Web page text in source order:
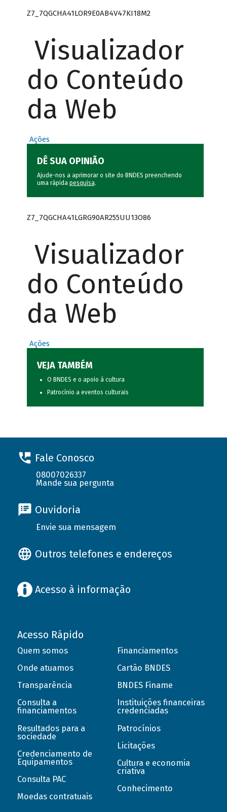
Z7_7QGCHA41LOR9E0AB4V47KI18M2
Visualizador
do Conteúdo
da Web
Ações
DÊ SUA OPINIÃO
Ajude-nos a aprimorar o site do BNDES preenchendo
uma rápida pesquisa.
Z7_7QGCHA41LGRG90AR255UU13O86
Visualizador
do Conteúdo
da Web
Ações
VEJA TAMBÉM
O BNDES e o apoio à cultura
Patrocínio a eventos culturais
Fale Conosco
08007026337
Mande sua pergunta
Ouvidoria
Envie sua mensagem
Outros telefones e endereços
Acesso à informação
Acesso Rápido
Quem somos
Onde atuamos
Transparência
Consulta a
financiamentos
Resultados para a
sociedade
Credenciamento de
Equipamentos
Consulta PAC
Moedas contratuais
Financiamentos
Cartão BNDES
BNDES Finame
Instituições financeiras
credenciadas
Patrocínios
Licitações
Cultura e economia
criativa
Conhecimento